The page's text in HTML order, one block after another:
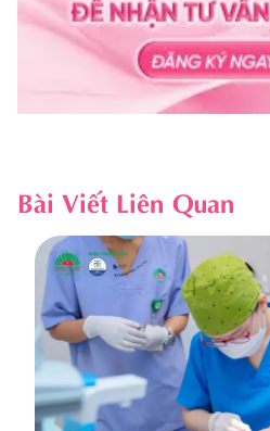
Bài Viết Liên Quan